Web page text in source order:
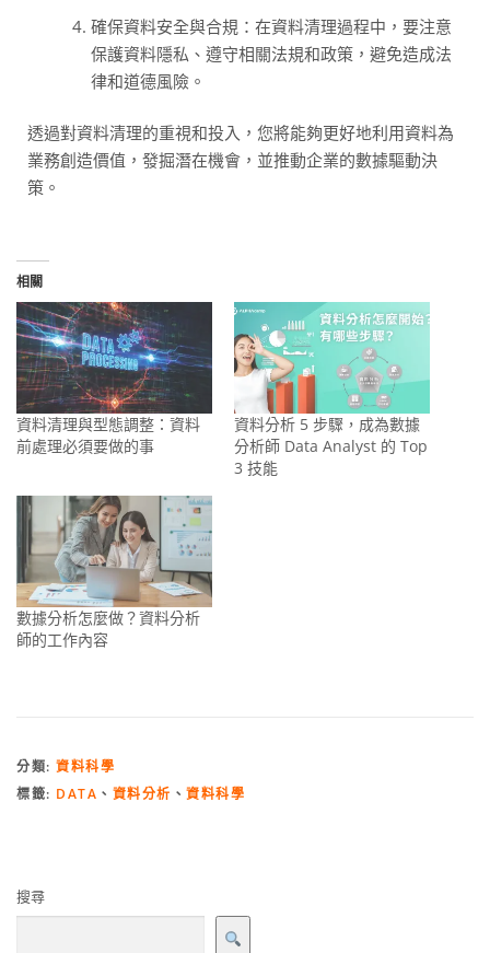
確保資料安全與合規：在資料清理過程中，要注意
保護資料隱私、遵守相關法規和政策，避免造成法
律和道德風險。
透過對資料清理的重視和投入，您將能夠更好地利用資料為
業務創造價值，發掘潛在機會，並推動企業的數據驅動決
策。
相關
資料清理與型態調整：資料
前處理必須要做的事
資料分析 5 步驟，成為數據
分析師 Data Analyst 的 Top
3 技能
數據分析怎麼做？資料分析
師的工作內容
分類: 資料科學
標籤: DATA 、 資料分析 、 資料科學
搜尋